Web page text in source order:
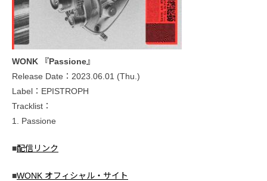
WONK 『Passione』
Release Date：2023.06.01 (Thu.)
Label：EPISTROPH
Tracklist：
1. Passione
■配信リンク
■WONK オフィシャル・サイト